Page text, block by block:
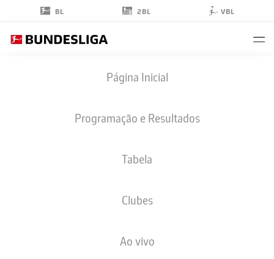
BL 2BL VBL
Página Inicial
Programação e Resultados
Tabela
Clubes
Ao vivo